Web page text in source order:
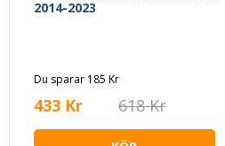
2014-2023
Du sparar 185 Kr
433 Kr 618 Kr